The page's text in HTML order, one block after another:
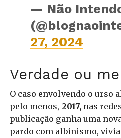
— Não
27, 2024
Verdade ou
O caso envolvendo o urso
pelo menos, 2017, nas
publicação ganha uma
pardo com albinismo,